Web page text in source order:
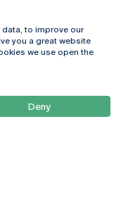
Onlineto improve our
you a great website
we use open the
Deny